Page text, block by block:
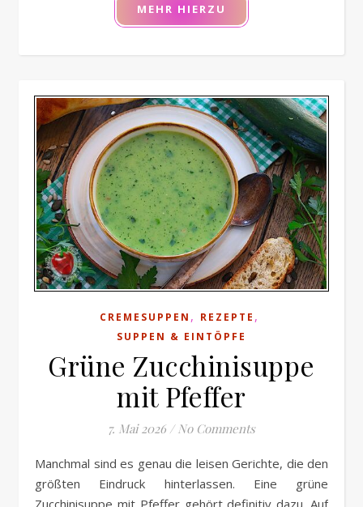
MEHR HIERZU
CREMESUPPEN , REZEPTE ,
SUPPEN & EINTÖPFE
Grüne Zucchinisuppe
mit Pfeffer
7. Mai 2026 / No Comments
Manchmal sind es genau die leisen Gerichte, die den
größten Eindruck hinterlassen. Eine grüne
Zucchinisuppe mit Pfeffer gehört definitiv dazu. Auf